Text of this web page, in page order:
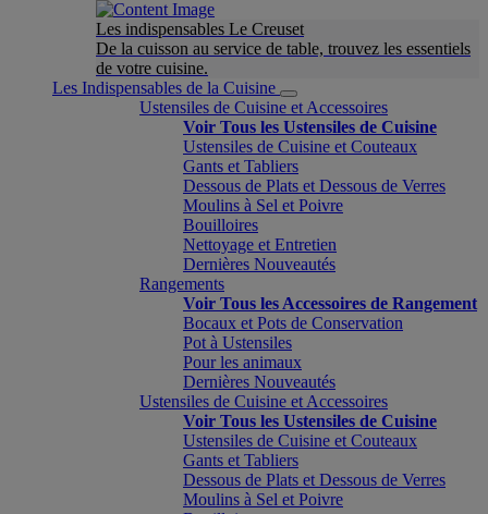
Les indispensables Le Creuset
De la cuisson au service de table, trouvez les essentiels
de votre cuisine.
Les Indispensables de la Cuisine
Ustensiles de Cuisine et Accessoires
Voir Tous les Ustensiles de Cuisine
Ustensiles de Cuisine et Couteaux
Gants et Tabliers
Dessous de Plats et Dessous de Verres
Moulins à Sel et Poivre
Bouilloires
Nettoyage et Entretien
Dernières Nouveautés
Rangements
Voir Tous les Accessoires de Rangement
Bocaux et Pots de Conservation
Pot à Ustensiles
Pour les animaux
Dernières Nouveautés
Ustensiles de Cuisine et Accessoires
Voir Tous les Ustensiles de Cuisine
Ustensiles de Cuisine et Couteaux
Gants et Tabliers
Dessous de Plats et Dessous de Verres
Moulins à Sel et Poivre